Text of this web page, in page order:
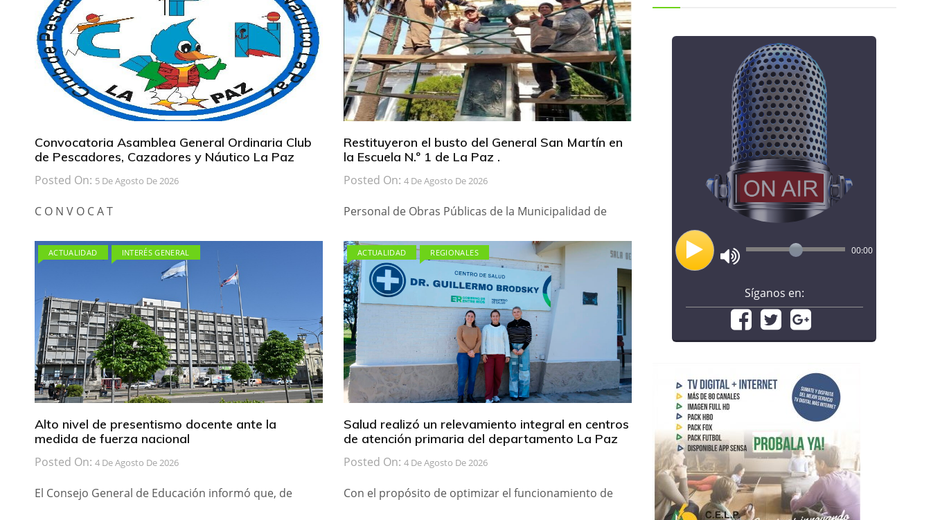
Convocatoria Asamblea General Ordinaria Club
de Pescadores, Cazadores y Náutico La Paz
Posted On: 5 De Agosto De 2026
C O N V O C A T
Restituyeron el busto del General San Martín en
la Escuela N.º 1 de La Paz .
Posted On: 4 De Agosto De 2026
Personal de Obras Públicas de la Municipalidad de
ACTUALIDAD INTERÉS GENERAL
Alto nivel de presentismo docente ante la
medida de fuerza nacional
Posted On: 4 De Agosto De 2026
El Consejo General de Educación informó que, de
ACTUALIDAD REGIONALES
Salud realizó un relevamiento integral en centros
de atención primaria del departamento La Paz
Posted On: 4 De Agosto De 2026
Con el propósito de optimizar el funcionamiento de
00:00
Síganos en: